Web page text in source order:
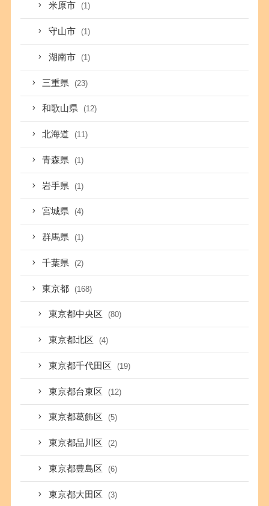
米原市 (1)
守山市 (1)
湖南市 (1)
三重県 (23)
和歌山県 (12)
北海道 (11)
青森県 (1)
岩手県 (1)
宮城県 (4)
群馬県 (1)
千葉県 (2)
東京都 (168)
東京都中央区 (80)
東京都北区 (4)
東京都千代田区 (19)
東京都台東区 (12)
東京都葛飾区 (5)
東京都品川区 (2)
東京都豊島区 (6)
東京都大田区 (3)